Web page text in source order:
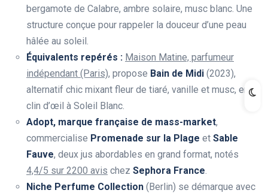
bergamote de Calabre, ambre solaire, musc blanc. Une
structure conçue pour rappeler la douceur d’une peau
hâlée au soleil.
Équivalents repérés : Maison Matine, parfumeur
indépendant (Paris), propose Bain de Midi (2023),
alternatif chic mixant fleur de tiaré, vanille et musc, en
clin d’œil à Soleil Blanc.
Adopt, marque française de mass-market,
commercialise Promenade sur la Plage et Sable
Fauve, deux jus abordables en grand format, notés
4,4/5 sur 2200 avis chez Sephora France
Niche Perfume Collection (Berlin) se démarque avec